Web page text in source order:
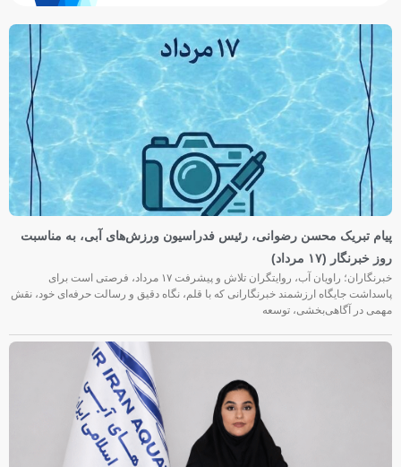
پیام تبریک محسن رضوانی، رئیس فدراسیون ورزش‌های آبی، به مناسبت
روز خبرنگار (۱۷ مرداد)
خبرنگاران؛ راویان آب، روایتگران تلاش و پیشرفت ۱۷ مرداد، فرصتی است برای
پاسداشت جایگاه ارزشمند خبرنگارانی که با قلم، نگاه دقیق و رسالت حرفه‌ای خود، نقش
مهمی در آگاهی‌بخشی، توسعه